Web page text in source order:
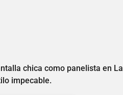
chica como panelista en La
impecable.